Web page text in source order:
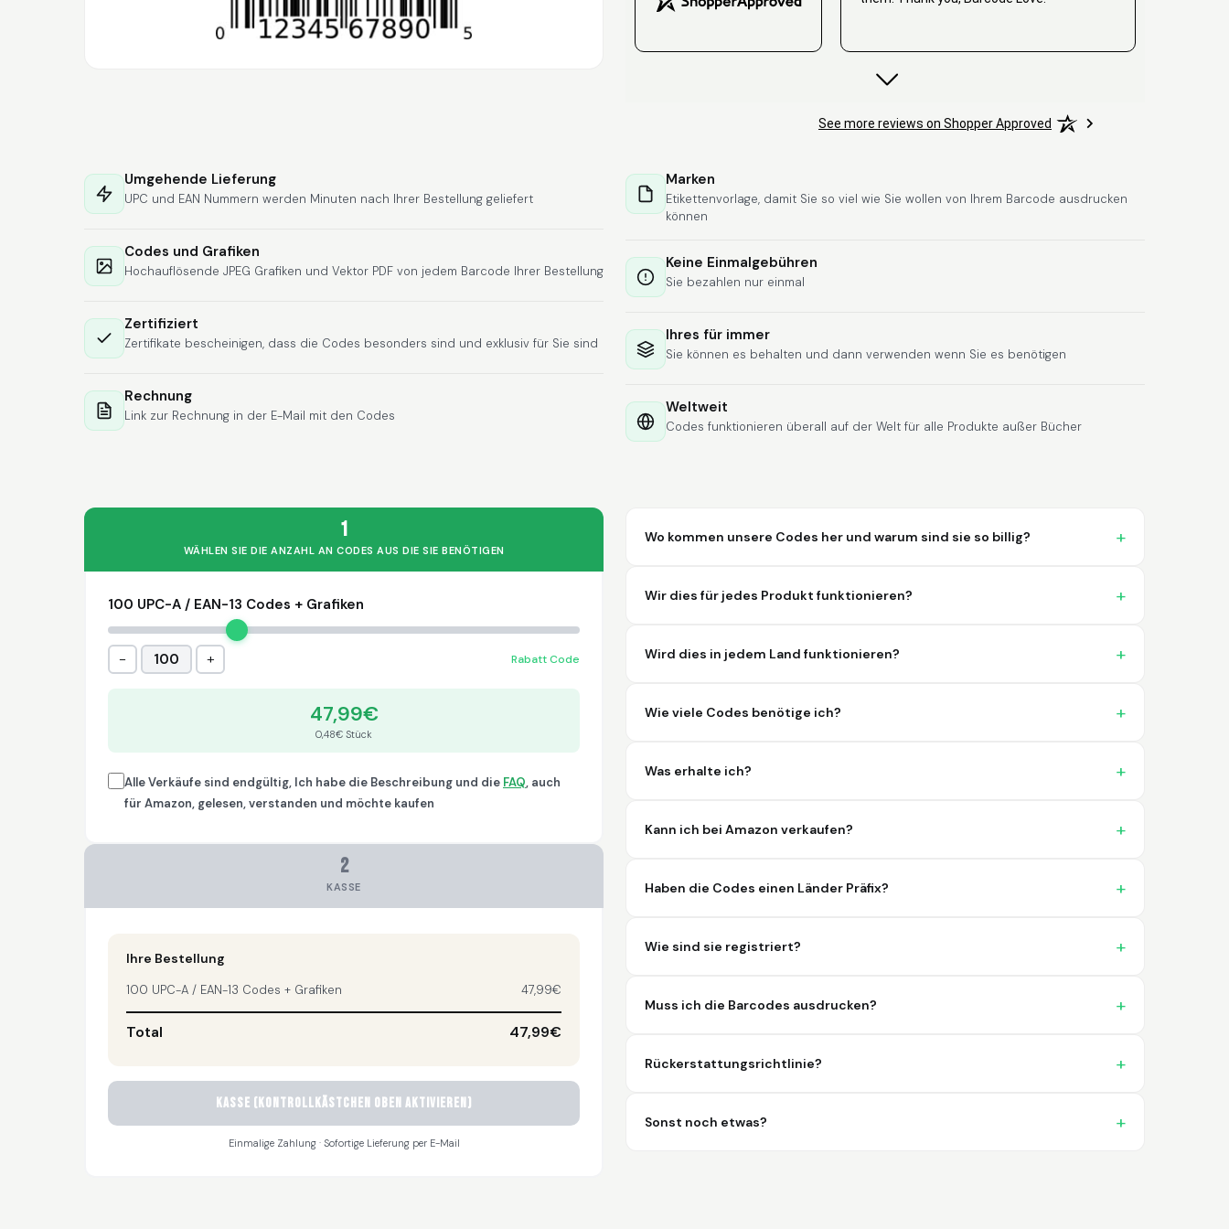
June 25, 2026
gekauft.
Jun 6, 2026June 6, 2026
Necesito más información para
Apr 18, 2026
See more reviews on Shopper Approved
Umgehende Lieferung
UPC und EAN Nummern werden Minuten nach Ihrer Bestellung geliefert
Codes und Grafiken
Hochauflösende JPEG Grafiken und Vektor PDF von jedem Barcode Ihrer Bestellung
Zertifiziert
Zertifikate bescheinigen, dass die Codes besonders sind und exklusiv für Sie sind
Rechnung
Link zur Rechnung in der E-Mail mit den Codes
Marken
Etikettenvorlage, damit Sie so viel wie Sie wollen von Ihrem Barcode ausdrucken
können
Keine Einmalgebühren
Sie bezahlen nur einmal
Ihres für immer
Sie können es behalten und dann verwenden wenn Sie es benötigen
Weltweit
Codes funktionieren überall auf der Welt für alle Produkte außer Bücher
1
WÄHLEN SIE DIE ANZAHL AN CODES AUS DIE SIE BENÖTIGEN
100 UPC-A / EAN-13 Codes + Grafiken
− 100 + Rabatt Code
47,99€
0,48€ Stück
Alle Verkäufe sind endgültig, Ich habe die Beschreibung und die FAQ, auch
für Amazon, gelesen, verstanden und möchte kaufen
2
KASSE
Ihre Bestellung
100 UPC-A / EAN-13 Codes + Grafiken 47,99€
Total 47,99€
KASSE (Kontrollkästchen oben aktivieren)
Einmalige Zahlung · Sofortige Lieferung per E-Mail
Wo kommen unsere Codes her und warum sind sie so billig?
Wir dies für jedes Produkt funktionieren?
Wird dies in jedem Land funktionieren?
Wie viele Codes benötige ich?
Was erhalte ich?
Kann ich bei Amazon verkaufen?
Haben die Codes einen Länder Präfix?
Wie sind sie registriert?
Muss ich die Barcodes ausdrucken?
Rückerstattungsrichtlinie?
Sonst noch etwas?